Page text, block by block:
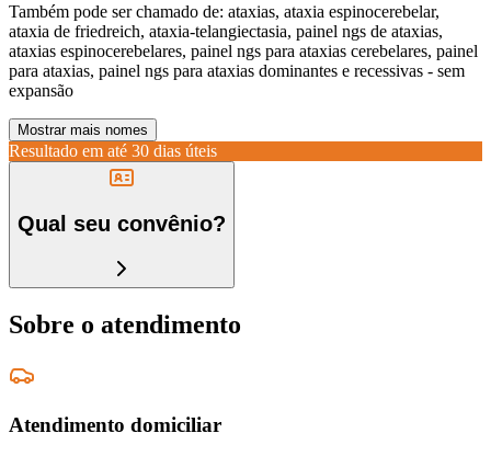
Também pode ser chamado de: ataxias, ataxia espinocerebelar,
ataxia de friedreich, ataxia-telangiectasia, painel ngs de ataxias,
ataxias espinocerebelares, painel ngs para ataxias cerebelares, painel
para ataxias, painel ngs para ataxias dominantes e recessivas - sem
expansão
Mostrar mais nomes
Resultado em até 30 dias úteis
Qual seu convênio?
Sobre o atendimento
Atendimento domiciliar